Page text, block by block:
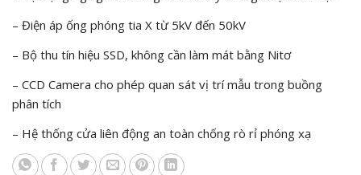
– Điện áp ống phóng tia X từ 5kV đến 50kV
– Bộ thu tín hiệu SSD, không cần làm mát bằng Nitơ
– CCD Camera cho phép quan sát vị trí mẫu trong buồng
phân tích
– Hệ thống cửa liên động an toàn chống rò rỉ phóng xạ